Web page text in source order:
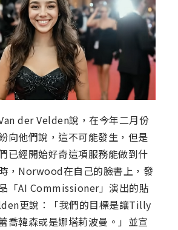
der Velden說，在今年二月份
向他們說，這不可能發生，但是
已經開始好奇這項服務能做到什
，Norwood在自己的臉書上，發
「AI Commissioner」演出的貼
更說：「我們的目標是讓Tilly
喬韓森或是娜塔莉波曼。」並宣